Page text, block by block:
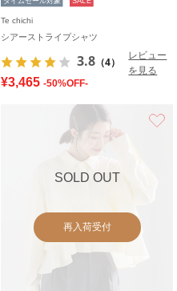
Te chichi
シアーストライプシャツ
3.8 （4）
レビュー
を見る
¥3,465 -50%OFF-
SOLD OUT
再入荷受付